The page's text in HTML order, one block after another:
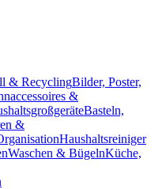
& RecyclingBilder, Poster,
&
Basteln,
&
Haushaltsreiniger
Waschen & BügelnKüche,